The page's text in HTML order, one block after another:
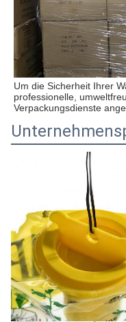
Um die Sicherheit Ihrer
professionelle,
Verpackungsdienste